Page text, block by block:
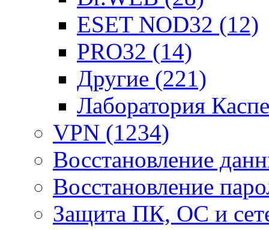
ESET NOD32 (12)
PRO32 (14)
Другие (221)
Лаборатория
VPN (1234)
Восстановление
Восстановление
Защита ПК, ОС и